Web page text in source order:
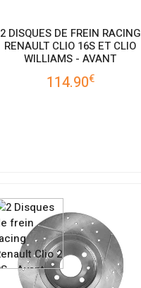
2 DISQUES DE FREIN RACING
RENAULT CLIO 16S ET CLIO
WILLIAMS - AVANT
114.90€